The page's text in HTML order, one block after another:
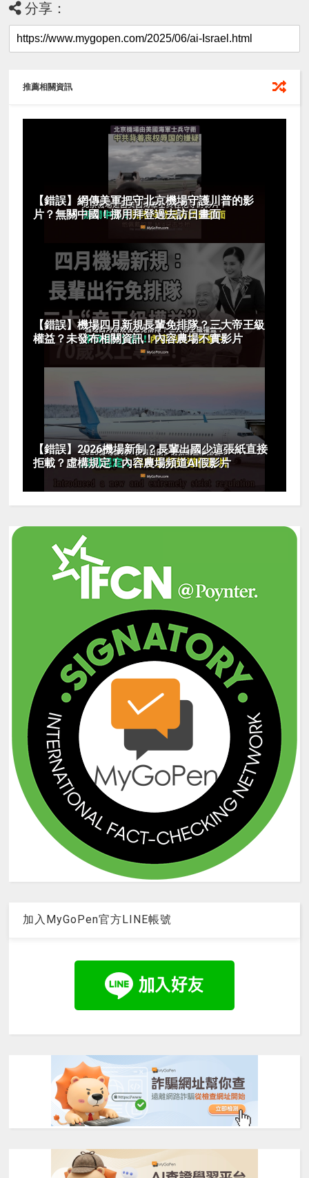
分享：
推薦相關資訊
【錯誤】網傳美軍把守北京機場守護川普的影
片？無關中國！挪用拜登過去訪日畫面
【錯誤】機場四月新規長輩免排隊？三大帝王級
權益？未發布相關資訊！內容農場不實影片
【錯誤】2026機場新制？長輩出國少這張紙直接
拒載？虛構規定！內容農場頻道AI假影片
加入MyGoPen官方LINE帳號